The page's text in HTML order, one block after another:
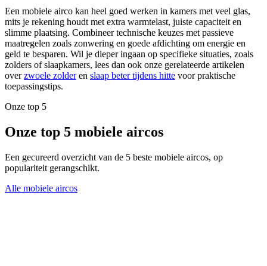
Een mobiele airco kan heel goed werken in kamers met veel glas,
mits je rekening houdt met extra warmtelast, juiste capaciteit en
slimme plaatsing. Combineer technische keuzes met passieve
maatregelen zoals zonwering en goede afdichting om energie en
geld te besparen. Wil je dieper ingaan op specifieke situaties, zoals
zolders of slaapkamers, lees dan ook onze gerelateerde artikelen
overzwoele zolderen slaap beter tijdens hitte voor praktische
toepassingstips.
Onze top 5
Onze top 5 mobiele aircos
Een gecureerd overzicht van de 5 beste mobiele aircos, op
populariteit gerangschikt.
Alle mobiele aircos